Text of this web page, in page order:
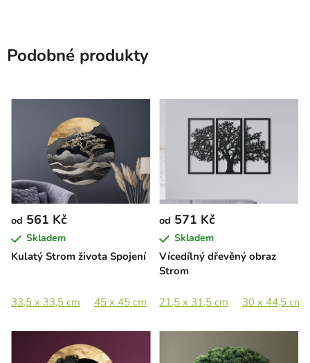
Podobné produkty
Kulatý Strom života Spojení
od 561 Kč
Skladem
33,5 x 33,5 cm 45 x 45 cm 60 x 60 cm 89 x 88,5 cm
Vícedílný dřevěný obraz
Strom
od 571 Kč
Skladem
21,5 x 31,5 cm 30 x 44,5 cm